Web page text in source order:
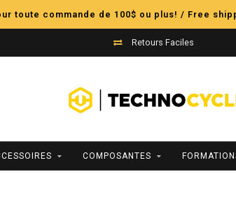
toute commande de 100$ ou plus! / Free
Retours Faciles
COMPOSANTES